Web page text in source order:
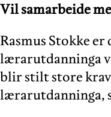
Vil samarbeide
Rasmus Stokke er
lærarutdanninga
blir stilt store
lærarutdanninga,